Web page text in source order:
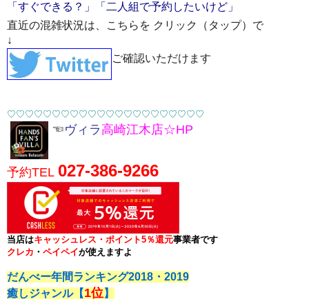
「すぐできる？」「二人組で予約したいけど」
直近の混雑状況は、こちらを クリック（タップ）で
↓
ご確認いただけます
♡♡♡♡♡♡♡♡♡♡♡♡♡♡♡♡♡♡♡♡♡♡
☜ヴィラ高崎江木店☆HP
予約TEL 027-386-9266
当店はキャッシュレス・ポイント5％還元事業者です
クレカ ・ ペイペイが使えますよ
だんべー年間ランキング2018・2019
癒しジャンル【1位】